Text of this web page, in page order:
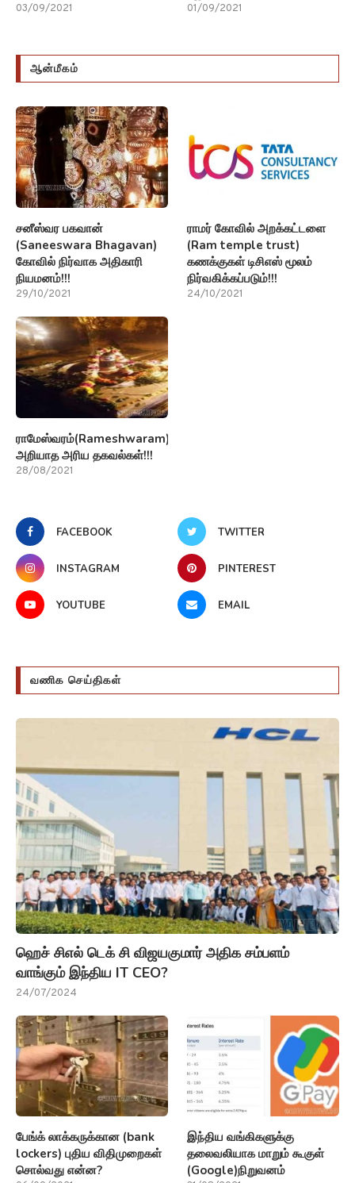
(Saneeswara Bhagavan)
கோவில் நிர்வாக அதிகாரி
நியமனம்!!!
29/10/2021
நிர்வகிக்கப்படும்!!!
24/10/2021
ராமேஸ்வரம்(Rameshwaram)பற்றி
அறியாத அரிய தகவல்கள்!!!
28/08/2021
FACEBOOK
INSTAGRAM
YOUTUBE
வணிக செய்திகள்
ஹெச் சிஎல் டெக் சி விஜயகுமார் அதிக சம்பளம்
வாங்கும் இந்திய IT CEO?
24/07/2024
பேங்க் லாக்கருக்கான (bank
lockers) புதிய விதிமுறைகள்
சொல்வது என்ன?
06/09/2021
தலைவலியாக மாறும் கூகுள்
(Google)நிறுவனம்
31/08/2021